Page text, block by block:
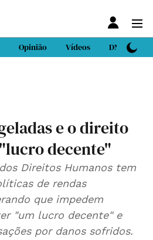
Opinião Vídeos DN Sport
e o direito
decente"
Direitos Humanos tem
de rendas
que impedem
"um lucro decente" e
por danos sofridos.